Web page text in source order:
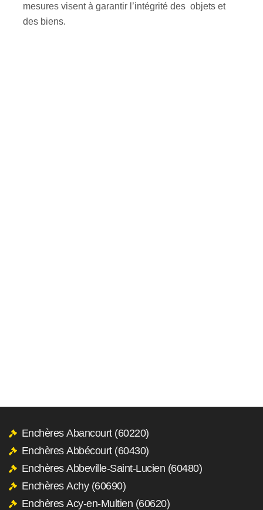
mesures visent à garantir l’intégrité des objets et
des biens.
Enchères Abancourt (60220)
Enchères Abbécourt (60430)
Enchères Abbeville-Saint-Lucien (60480)
Enchères Achy (60690)
Enchères Acy-en-Multien (60620)